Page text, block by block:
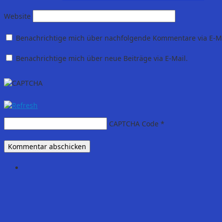
Website
Benachrichtige mich über nachfolgende Kommentare via E-
Benachrichtige mich über neue Beiträge via E-Mail.
CAPTCHA Code *